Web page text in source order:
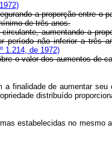
a proporção entre o
de três anos.
aumentando a
não inferior a três
1.214, de 1972)
o valor dos aumentos de
de aumentar seu
distribuído
estabelecidas no mesmo